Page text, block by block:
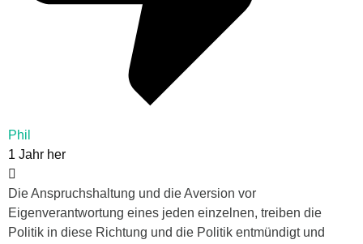
Phil
1 Jahr her
Die Anspruchshaltung und die Aversion vor
Eigenverantwortung eines jeden einzelnen, treiben die
Politik in diese Richtung und die Politik entmündigt und